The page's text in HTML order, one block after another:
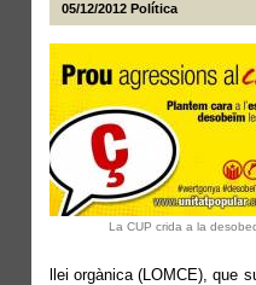
05/12/2012 Política
La CUP crida a la
llei orgànica (LOMCE), que